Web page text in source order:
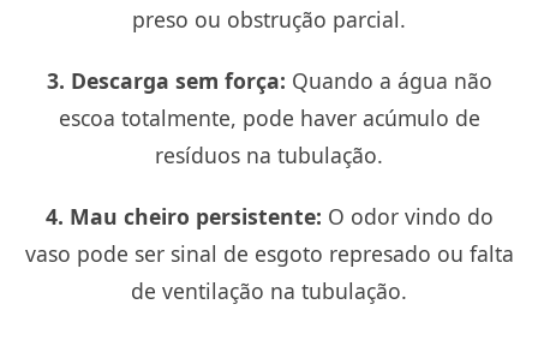
preso ou obstrução parcial.
3. Descarga sem força: Quando a água não
escoa totalmente, pode haver acúmulo de
resíduos na tubulação.
4. Mau cheiro persistente: O odor vindo do
vaso pode ser sinal de esgoto represado ou falta
de ventilação na tubulação.